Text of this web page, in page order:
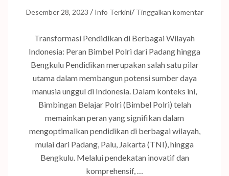
Desember 28, 2023 / Info Terkini/ Tinggalkan komentar
Transformasi Pendidikan di Berbagai Wilayah
Indonesia: Peran Bimbel Polri dari Padang hingga
Bengkulu Pendidikan merupakan salah satu pilar
utama dalam membangun potensi sumber daya
manusia unggul di Indonesia. Dalam konteks ini,
Bimbingan Belajar Polri (Bimbel Polri) telah
memainkan peran yang signifikan dalam
mengoptimalkan pendidikan di berbagai wilayah,
mulai dari Padang, Palu, Jakarta (TNI), hingga
Bengkulu. Melalui pendekatan inovatif dan
komprehensif, …